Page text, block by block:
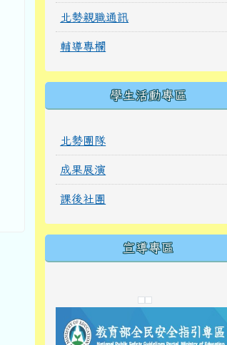
北勢親職通訊
輔導專欄
學生活動專區
北勢團隊
成果展演
課後社團
宣導專區
link to https://
link to https://